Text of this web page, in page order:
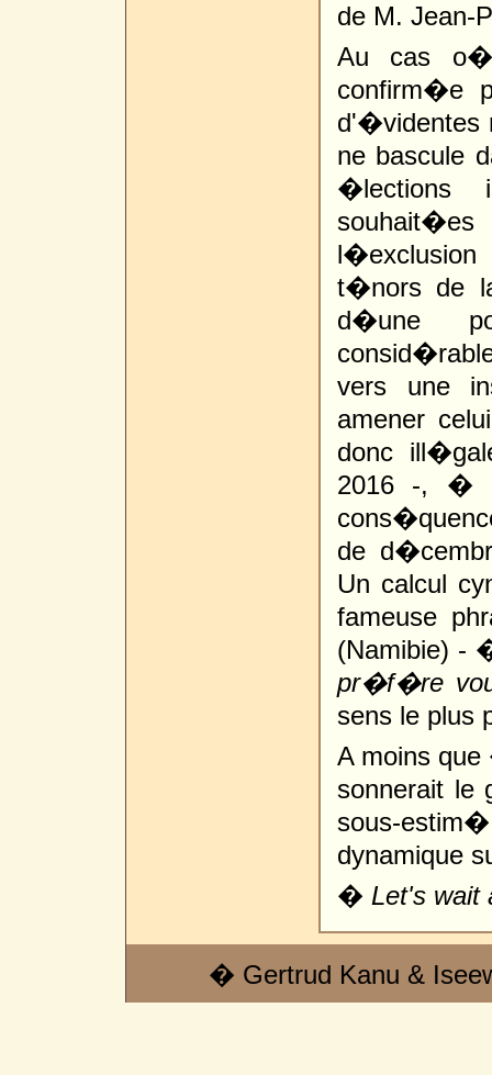
de M. Jean-
Au cas
confirm�e
d'�videntes
ne bascule
�lections
t�nors de
d�une
vers une
amener
donc
2016 -, �
de
Un calcul
fameuse
(Namibie) -
pr�f�re
sens le plus
A moins
sonnerait
sous-
dynamique
� Let's wait
� Gertrud Kanu &